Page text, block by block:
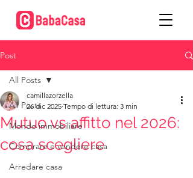
Post
All Posts
Mondo immobiliare
Comprare e vendere casa
Arredare casa
All Posts
Mutuo vs affitto nel 2026:
cosa scegliere
camillazorzella
26 dic 2025 Tempo di lettura: 3 min